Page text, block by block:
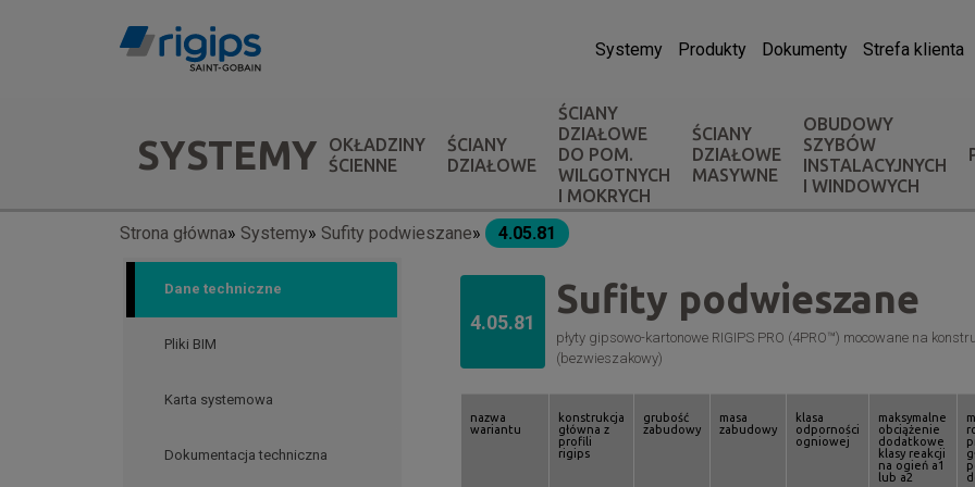
Systemy Produkty Dokumenty Strefa klienta
systemówSYSTEMY
OKŁADZINY
ŚCIENNE
ŚCIANY
DZIAŁOWE
ŚCIANY
DZIAŁOWE
DO POM.
WILGOTNYCH
I MOKRYCH
ŚCIANY
DZIAŁOWE
MASYWNE
OBUDOWY
SZYBÓW
INSTALACYJNYCH
I WINDOWYCH
Ścieżka
nawigacyjna
Strona główna Systemy Sufity podwieszane 4.05.81
Dane techniczne
Pliki BIM
Karta systemowa
Dokumentacja techniczna
4.05.81
Sufity podwieszane
płyty gipsowo-kartonowe RIGIPS PRO (4PRO™) mocowane na
(bezwieszakowy)
nazwa
wariantu
konstrukcja
główna z
profili
rigips
grubość
zabudowy
masa
zabudowy
klasa
odporności
ogniowej
maksymalne
obciążenie
dodatkowe
klasy reakcji
na ogień a1
lub a2